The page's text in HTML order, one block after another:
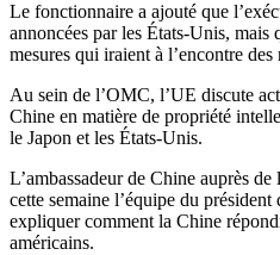
Le fonctionnaire a ajouté que
annoncées par les États-Unis, mais
mesures qui iraient à l’encontre
Au sein de l’OMC, l’UE discute
Chine en matière de propriété
le Japon et les États-Unis.
L’ambassadeur de Chine auprès
cette semaine l’équipe du
expliquer comment la Chine
américains.